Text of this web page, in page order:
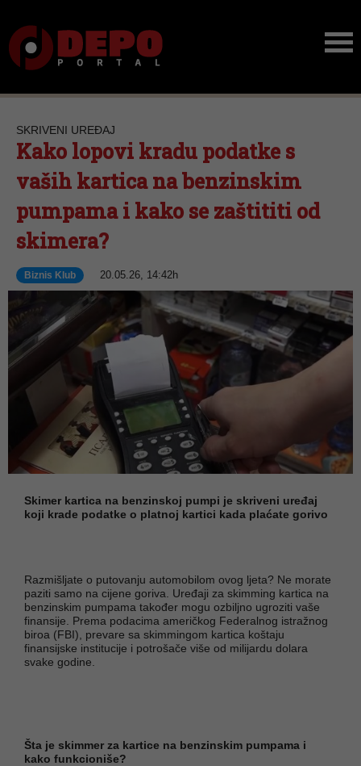
SKRIVENI UREĐAJ
Kako lopovi kradu podatke s
vaših kartica na benzinskim
pumpama i kako se zaštititi od
skimera?
Biznis Klub 20.05.26, 14:42h
Skimer kartica na benzinskoj pumpi je skriveni uređaj
koji krade podatke o platnoj kartici kada plaćate gorivo
Razmišljate o putovanju automobilom ovog ljeta? Ne morate
paziti samo na cijene goriva. Uređaji za skimming kartica na
benzinskim pumpama također mogu ozbiljno ugroziti vaše
finansije. Prema podacima američkog Federalnog istražnog
biroa (FBI), prevare sa skimmingom kartica koštaju
finansijske institucije i potrošače više od milijardu dolara
svake godine.
Šta je skimmer za kartice na benzinskim pumpama i
kako funkcioniše?